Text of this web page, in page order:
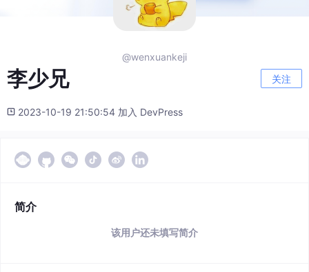
@wenxuankeji
李少兄 关注
2023-10-19 21:50:54 加入 DevPress
简介
该用户还未填写简介